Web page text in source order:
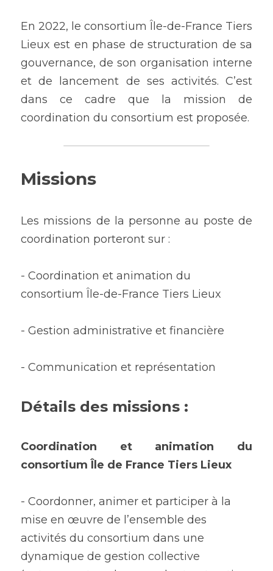
En 2022, le consortium Île-de-France Tiers
Lieux est en phase de structuration de sa
gouvernance, de son organisation interne
et de lancement de ses activités. C’est
dans ce cadre que la mission de
coordination du consortium est proposée.
Missions
Les missions de la personne au poste de
coordination porteront sur :
- Coordination et animation du
consortium Île-de-France Tiers Lieux
- Gestion administrative et financière
- Communication et représentation
Détails des missions :
Coordination et animation du
consortium Île de France Tiers Lieux
- Coordonner, animer et participer à la
mise en œuvre de l’ensemble des
activités du consortium dans une
dynamique de gestion collective